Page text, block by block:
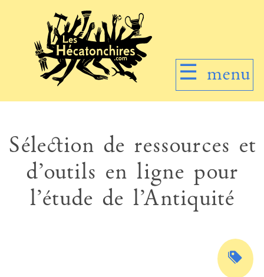
☰ menu
Sélection de ressources et
d’outils en ligne pour
l’étude de l’Antiquité